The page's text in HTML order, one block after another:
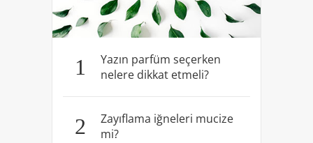
1
Yazın parfüm seçerken
nelere dikkat etmeli?
2
Zayıflama iğneleri mucize
mi?